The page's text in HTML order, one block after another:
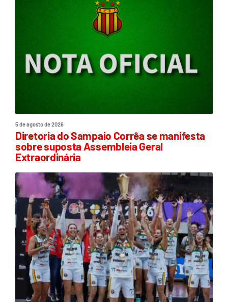
5 de agosto de 2026
Diretoria do Sampaio Corrêa se manifesta
sobre suposta Assembleia Geral
Extraordinária